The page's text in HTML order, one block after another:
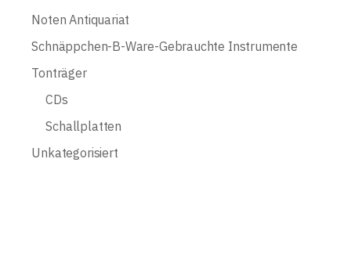
Noten Antiquariat
Schnäppchen-B-Ware-Gebrauchte Instrumente
Tonträger
CDs
Schallplatten
Unkategorisiert